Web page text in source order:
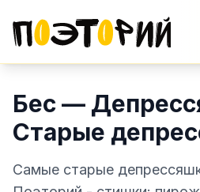
Бес —
Старые
Самые старые